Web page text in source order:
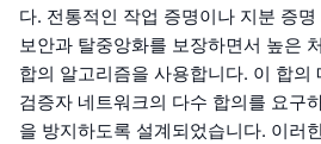
다. 전통적인 작업 증명이나 지분 증
보안과 탈중앙화를 보장하면서 높은
합의 알고리즘을 사용합니다. 이 합의
검증자 네트워크의 다수 합의를 요구
을 방지하도록 설계되었습니다. 이러